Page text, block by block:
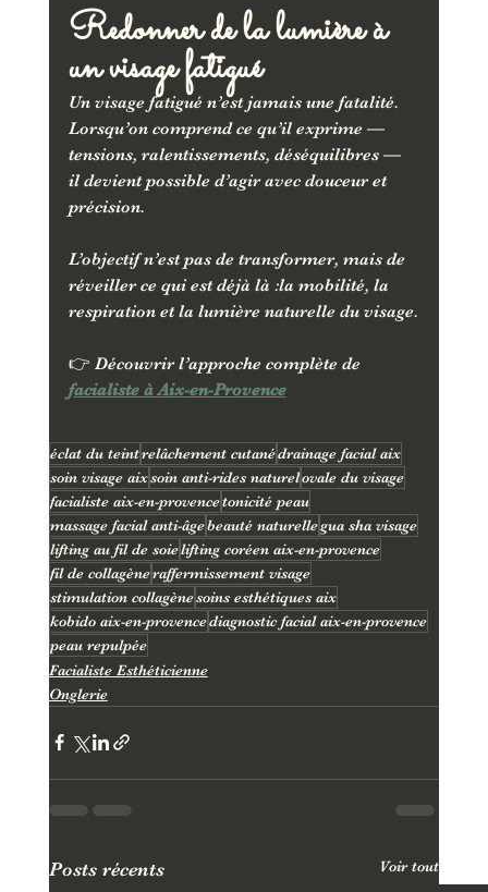
Redonner de la lumière à
un visage fatigué
Un visage fatigué n’est jamais une fatalité.
Lorsqu’on comprend ce qu’il exprime —
tensions, ralentissements, déséquilibres —
il devient possible d’agir avec douceur et
précision.
L’objectif n’est pas de transformer, mais de
réveiller ce qui est déjà là :la mobilité, la
respiration et la lumière naturelle du visage.
👉 Découvrir l’approche complète de
facialiste à Aix-en-Provence
éclat du teintrelâchement cutanédrainage facial aix
soin visage aixsoin anti-rides naturelovale du visage
facialiste aix-en-provencetonicité peau
massage facial anti-âgebeauté naturellegua sha visage
lifting au fil de soielifting coréen aix-en-provence
fil de collagèneraffermissement visage
stimulation collagènesoins esthétiques aix
kobido aix-en-provencediagnostic facial aix-en-provence
peau repulpée
Facialiste Esthéticienne
Onglerie
Posts récents Voir tout